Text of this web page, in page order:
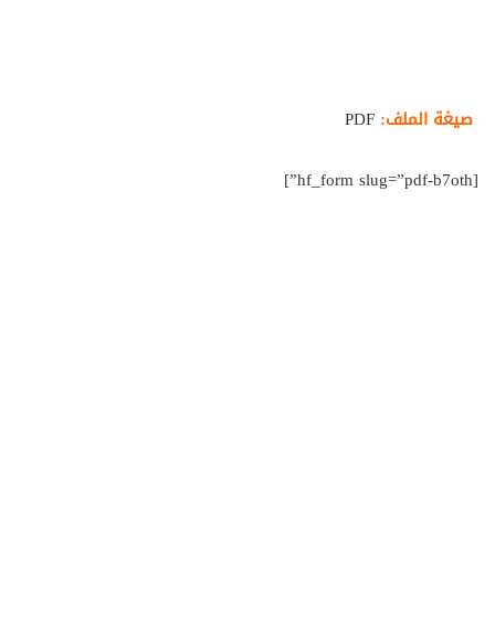
صيغة الملف:
[hf_form slug=”pdf-b7oth”]